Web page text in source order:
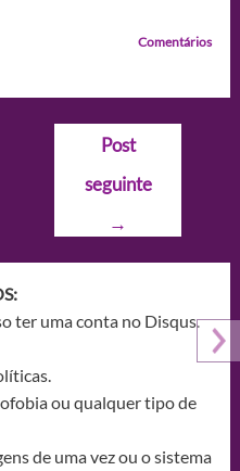
Comentários
Post
seguinte
→
ter uma conta no Disqus.
ou qualquer tipo de
de uma vez ou o sistema